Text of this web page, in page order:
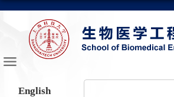
English